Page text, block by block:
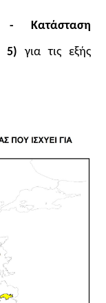
- Κατάσταση
5) για τις εξής